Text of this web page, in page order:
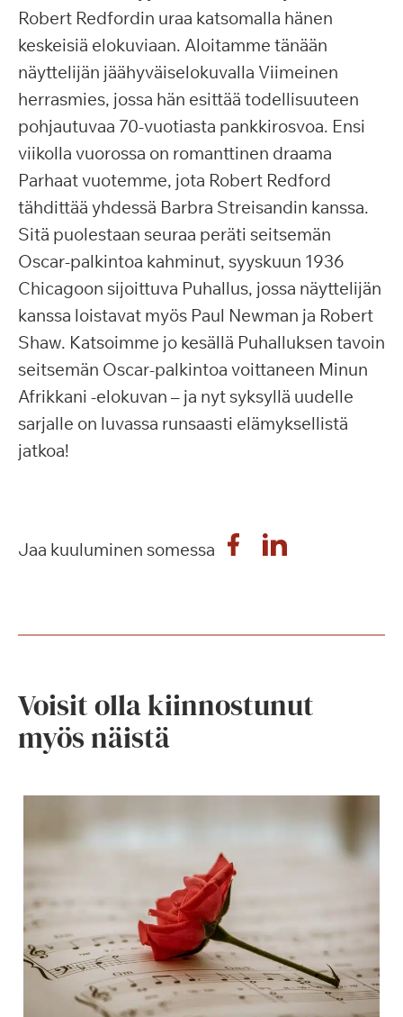
Robert Redfordin uraa katsomalla hänen
keskeisiä elokuviaan. Aloitamme tänään
näyttelijän jäähyväiselokuvalla Viimeinen
herrasmies, jossa hän esittää todellisuuteen
pohjautuvaa 70-vuotiasta pankkirosvoa. Ensi
viikolla vuorossa on romanttinen draama
Parhaat vuotemme, jota Robert Redford
tähdittää yhdessä Barbra Streisandin kanssa.
Sitä puolestaan seuraa peräti seitsemän
Oscar-palkintoa kahminut, syyskuun 1936
Chicagoon sijoittuva Puhallus, jossa näyttelijän
kanssa loistavat myös Paul Newman ja Robert
Shaw. Katsoimme jo kesällä Puhalluksen tavoin
seitsemän Oscar-palkintoa voittaneen Minun
Afrikkani -elokuvan – ja nyt syksyllä uudelle
sarjalle on luvassa runsaasti elämyksellistä
jatkoa!
Jaa kuuluminen somessa
Voisit olla kiinnostunut
myös näistä